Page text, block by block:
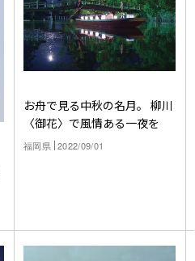
お舟で見る中秋の名月。 柳川
〈御花〉で風情ある一夜を
福岡県 2022/09/01